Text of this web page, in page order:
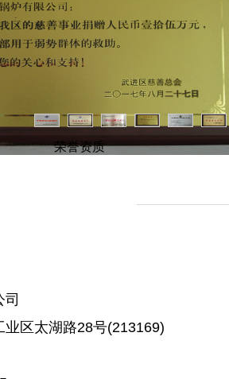
荣誉资质
区太湖路28号(213169)